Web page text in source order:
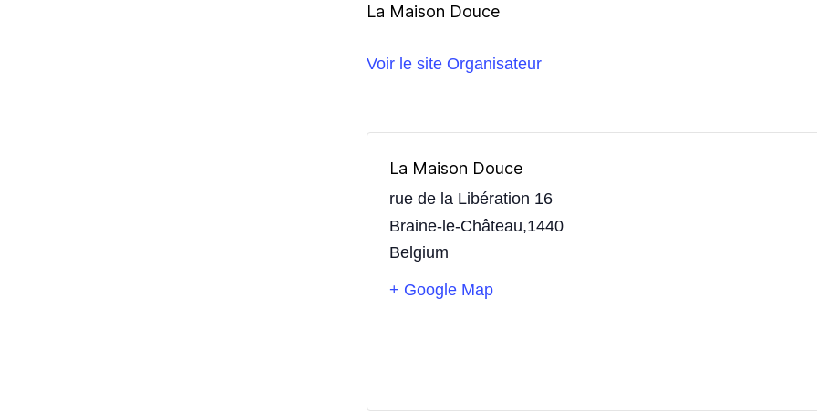
La Maison Douce
Voir le site Organisateur
La Maison Douce
rue de la Libération 16
Braine-le-Château,1440
Belgium
+ Google Map